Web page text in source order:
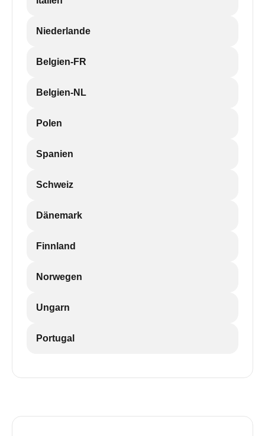
Niederlande
Belgien-FR
Belgien-NL
Polen
Spanien
Schweiz
Dänemark
Finnland
Norwegen
Ungarn
Portugal